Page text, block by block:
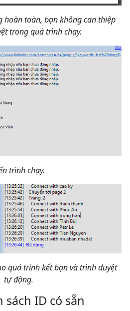
hoàn toàn, bạn không can thiệp
trong quá trình chạy.
trình chạy.
quá trình kết bạn và trình duyệt
tự động.
ID có sẵn